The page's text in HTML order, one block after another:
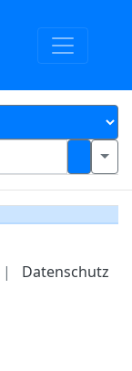
| Datenschutz